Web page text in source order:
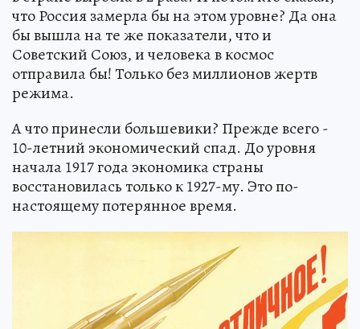
что Россия замерла бы на этом уровне? Да она
бы вышла на те же показатели, что и
Советский Союз, и человека в космос
отправила бы! Только без миллионов жертв
режима.
А что принесли большевики? Прежде всего -
10-летний экономический спад. До уровня
начала 1917 года экономика страны
восстановилась только к 1927-му. Это по-
настоящему потерянное время.